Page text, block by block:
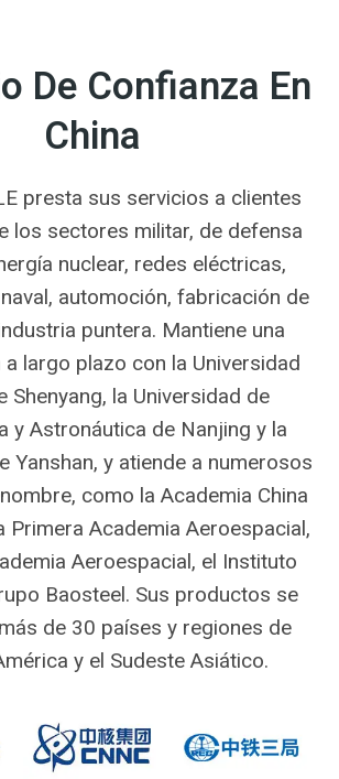
De Confianza En
China
presta sus servicios a clientes
los sectores militar, de defensa
nuclear, redes eléctricas,
automoción, fabricación de
puntera. Mantiene una
largo plazo con la Universidad
Shenyang, la Universidad de
y Astronáutica de Nanjing y la
Yanshan, y atiende a numerosos
como la Academia China
Primera Academia Aeroespacial,
Aeroespacial, el Instituto
Baosteel. Sus productos se
de 30 países y regiones de
y el Sudeste Asiático.